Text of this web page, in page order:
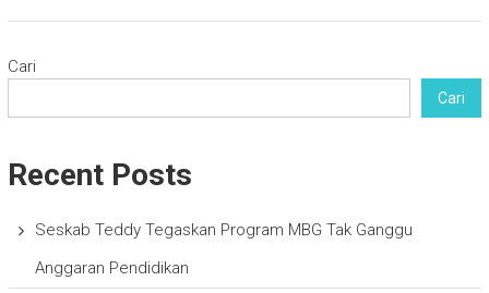
Cari
Cari
Recent Posts
Seskab Teddy Tegaskan Program MBG Tak Ganggu
Anggaran Pendidikan